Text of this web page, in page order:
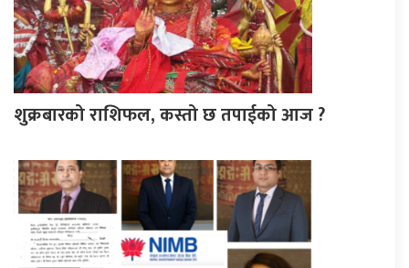
शुक्रबारको राशिफल, कस्तो छ तपाईको आज ?